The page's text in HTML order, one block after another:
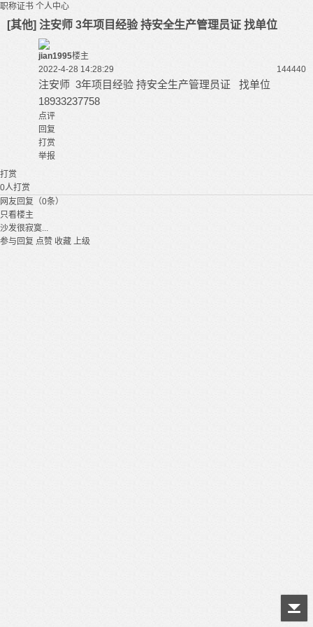
职称证书 个人中心
[其他] 注安师 3年项目经验 持安全生产管理员证 找单位
jian1995楼主
2022-4-28 14:28:29
144440
注安师 3年项目经验 持安全生产管理员证 找单位
18933237758
点评
回复
打赏
举报
打赏
0人打赏
网友回复（0条）
只看楼主
沙发很寂寞...
参与回复 点赞 收藏 上级